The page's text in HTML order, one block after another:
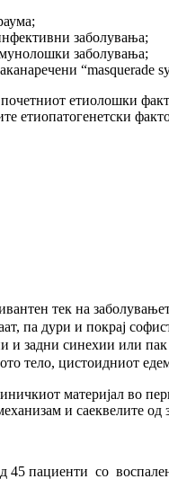
заболувања;
заболувања;
“masquerade
етиолошки
етиопатогенетски
тек на
па дури и покрај
и задни синехии или
тело, цистоидниот
материјал во
и саеквелите
45 пациенти со